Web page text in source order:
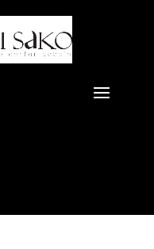
seu